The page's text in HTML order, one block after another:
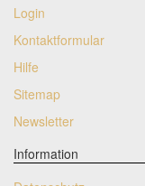
Login
Kontaktformular
Hilfe
Sitemap
Newsletter
Information